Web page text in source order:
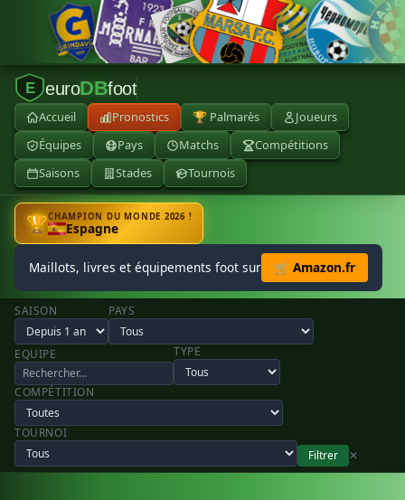
E euroDBfoot
Accueil Pronostics 🏆 Palmarès
Joueurs
Équipes
Pays Matchs
Compétitions
Saisons
Stades Tournois
🏆CHAMPION DU MONDE 2026 !
Espagne
Maillots, livres et équipements foot sur 🛒 Amazon.fr
SAISON PAYS
EQUIPE TYPE
COMPÉTITION
TOURNOI
Filtrer
✕